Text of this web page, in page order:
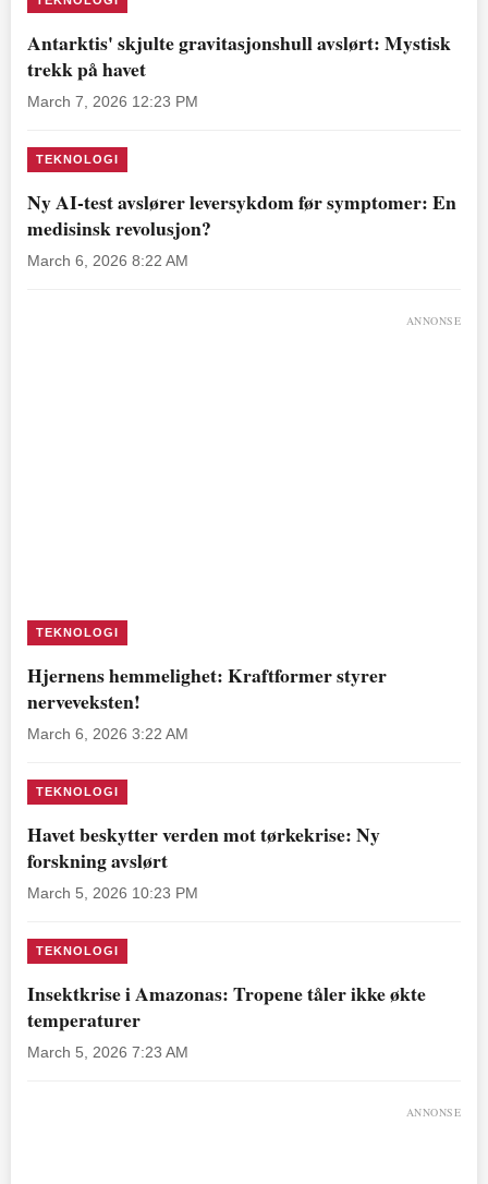
Antarktis' skjulte gravitasjonshull avslørt: Mystisk
trekk på havet
March 7, 2026 12:23 PM
TEKNOLOGI
Ny AI-test avslører leversykdom før symptomer: En
medisinsk revolusjon?
March 6, 2026 8:22 AM
ANNONSE
TEKNOLOGI
Hjernens hemmelighet: Kraftformer styrer
nerveveksten!
March 6, 2026 3:22 AM
TEKNOLOGI
Havet beskytter verden mot tørkekrise: Ny
forskning avslørt
March 5, 2026 10:23 PM
TEKNOLOGI
Insektkrise i Amazonas: Tropene tåler ikke økte
temperaturer
March 5, 2026 7:23 AM
ANNONSE